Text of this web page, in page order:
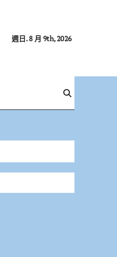
週日. 8 月 9th, 2026